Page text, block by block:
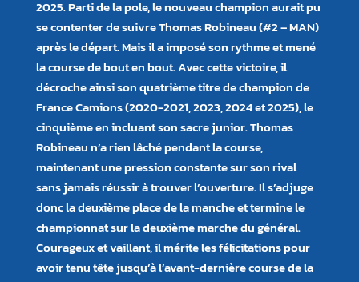
2025. Parti de la pole, le nouveau champion aurait pu
se contenter de suivre Thomas Robineau (#2 – MAN)
après le départ. Mais il a imposé son rythme et mené
la course de bout en bout. Avec cette victoire, il
décroche ainsi son quatrième titre de champion de
France Camions (2020-2021, 2023, 2024 et 2025), le
cinquième en incluant son sacre junior. Thomas
Robineau n’a rien lâché pendant la course,
maintenant une pression constante sur son rival
sans jamais réussir à trouver l’ouverture. Il s’adjuge
donc la deuxième place de la manche et termine le
championnat sur la deuxième marche du général.
Courageux et vaillant, il mérite les félicitations pour
avoir tenu tête jusqu’à l’avant-dernière course de la